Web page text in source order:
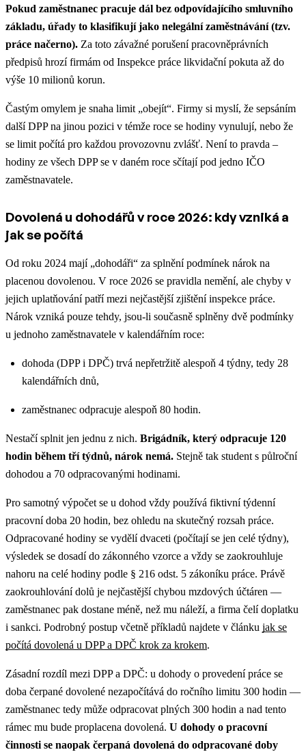
Pokud zaměstnanec pracuje dál bez odpovídajícího smluvního
základu, úřady to klasifikují jako nelegální zaměstnávání (tzv.
práce načerno). Za toto závažné porušení pracovněprávních
předpisů hrozí firmám od Inspekce práce likvidační pokuta až do
výše 10 milionů korun.
Častým omylem je snaha limit „obejít“. Firmy si myslí, že sepsáním
další DPP na jinou pozici v témže roce se hodiny vynulují, nebo že
se limit počítá pro každou provozovnu zvlášť. Není to pravda –
hodiny ze všech DPP se v daném roce sčítají pod jedno IČO
zaměstnavatele.
Dovolená u dohodářů v roce 2026: kdy vzniká a
jak se počítá
Od roku 2024 mají „dohodáři“ za splnění podmínek nárok na
placenou dovolenou. V roce 2026 se pravidla nemění, ale chyby v
jejich uplatňování patří mezi nejčastější zjištění inspekce práce.
Nárok vzniká pouze tehdy, jsou-li současně splněny dvě podmínky
u jednoho zaměstnavatele v kalendářním roce:
dohoda (DPP i DPČ) trvá nepřetržitě alespoň 4 týdny, tedy 28
kalendářních dnů,
zaměstnanec odpracuje alespoň 80 hodin.
Nestačí splnit jen jednu z nich. Brigádník, který odpracuje 120
hodin během tří týdnů, nárok nemá. Stejně tak student s půlroční
dohodou a 70 odpracovanými hodinami.
Pro samotný výpočet se u dohod vždy používá fiktivní týdenní
pracovní doba 20 hodin, bez ohledu na skutečný rozsah práce.
Odpracované hodiny se vydělí dvaceti (počítají se jen celé týdny),
výsledek se dosadí do zákonného vzorce a vždy se zaokrouhluje
nahoru na celé hodiny podle § 216 odst. 5 zákoníku práce. Právě
zaokrouhlování dolů je nejčastější chybou mzdových účtáren —
zaměstnanec pak dostane méně, než mu náleží, a firma čelí doplatku
i sankci. Podrobný postup včetně příkladů najdete v článku jak se
počítá dovolená u DPP a DPČ krok za krokem.
Zásadní rozdíl mezi DPP a DPČ: u dohody o provedení práce se
doba čerpané dovolené nezapočítává do ročního limitu 300 hodin —
zaměstnanec tedy může odpracovat plných 300 hodin a nad tento
rámec mu bude proplacena dovolená. U dohody o pracovní
činnosti se naopak čerpaná dovolená do odpracované doby